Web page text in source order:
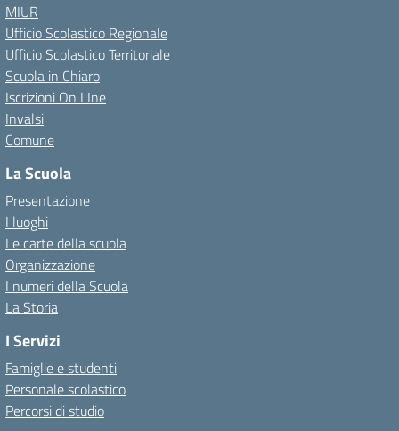
MIUR
Ufficio Scolastico Regionale
Ufficio Scolastico Territoriale
Scuola in Chiaro
Iscrizioni On LIne
Invalsi
Comune
La Scuola
Presentazione
I luoghi
Le carte della scuola
Organizzazione
I numeri della Scuola
La Storia
I Servizi
Famiglie e studenti
Personale scolastico
Percorsi di studio